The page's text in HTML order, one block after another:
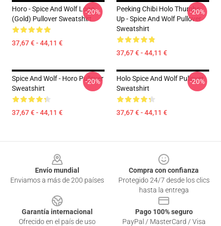
Horo - Spice And Wolf Logo
(Gold) Pullover Sweatshirt
37,67 € - 44,11 €
-20%
Peeking Chibi Holo Thumbs
Up - Spice And Wolf Pullover
Sweatshirt
37,67 € - 44,11 €
-20%
Spice And Wolf - Horo Pullover
Sweatshirt
37,67 € - 44,11 €
-20%
Holo Spice And Wolf Pullover
Sweatshirt
37,67 € - 44,11 €
-20%
Envío mundial
Enviamos a más de 200 países
Compra con confianza
Protegido 24/7 desde los clics
hasta la entrega
Garantía internacional
Ofrecido en el país de uso
Pago 100% seguro
PayPal / MasterCard / Visa